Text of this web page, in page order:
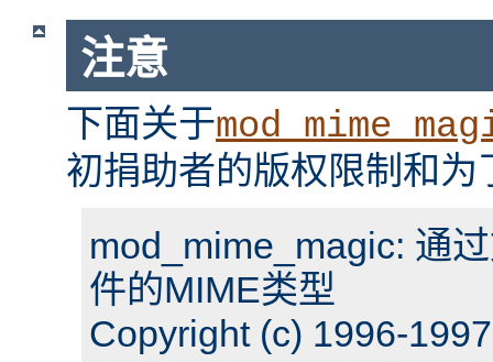
注意
下面关于
初捐助者的版权限制和
mod_mime_magic: 通
件的MIME类型
Copyright (c) 1996-